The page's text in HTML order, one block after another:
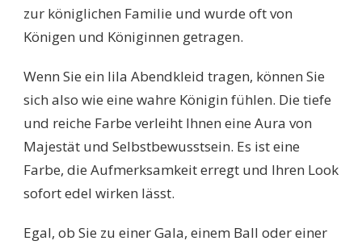
zur königlichen Familie und wurde oft von
Königen und Königinnen getragen.
Wenn Sie ein lila Abendkleid tragen, können Sie
sich also wie eine wahre Königin fühlen. Die tiefe
und reiche Farbe verleiht Ihnen eine Aura von
Majestät und Selbstbewusstsein. Es ist eine
Farbe, die Aufmerksamkeit erregt und Ihren Look
sofort edel wirken lässt.
Egal, ob Sie zu einer Gala, einem Ball oder einer